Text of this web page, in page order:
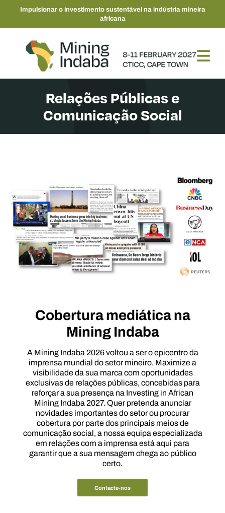
Impulsionar o investimento sustentável na indústria mineira
africana
Relações Públicas e
Comunicação Social
Cobertura mediática na
Mining Indaba
A Mining Indaba 2026 voltou a ser o epicentro da
imprensa mundial do setor mineiro. Maximize a
visibilidade da sua marca com oportunidades
exclusivas de relações públicas, concebidas para
reforçar a sua presença na Investing in African
Mining Indaba 2027. Quer pretenda anunciar
novidades importantes do setor ou procurar
cobertura por parte dos principais meios de
comunicação social, a nossa equipa especializada
em relações com a imprensa está aqui para
garantir que a sua mensagem chega ao público
certo.
Contacte-nos